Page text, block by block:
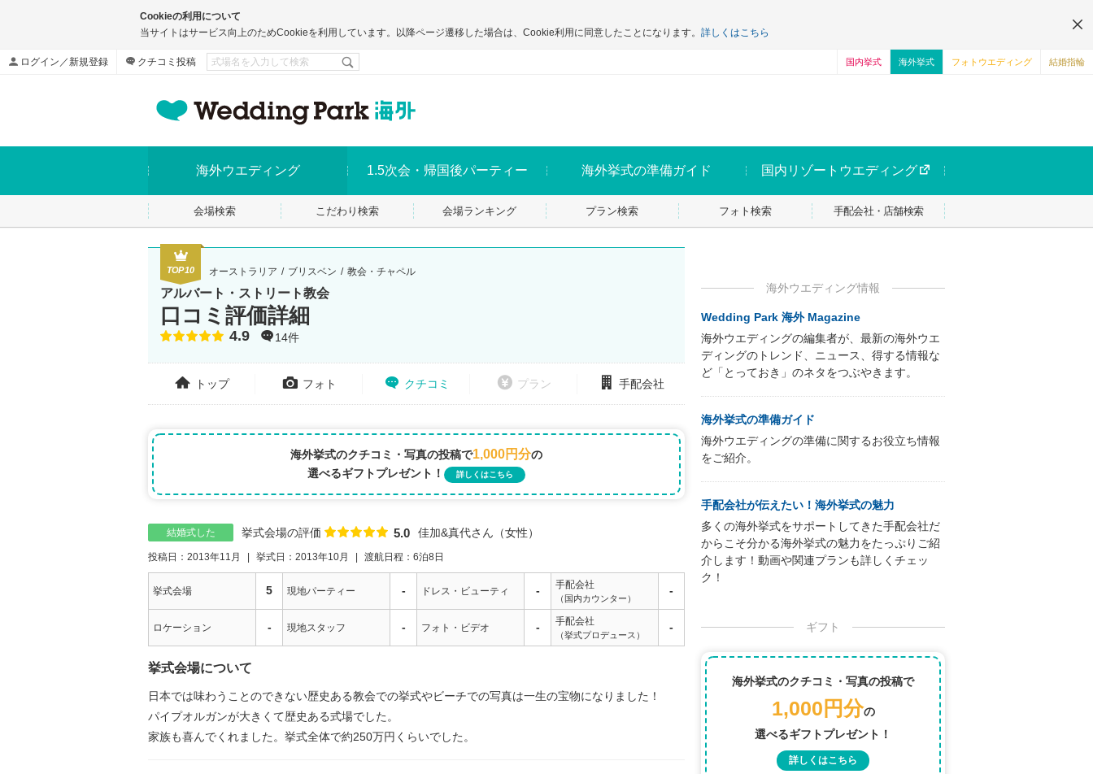
Cookieの利用について
当サイトはサービス向上のためCookieを利用しています。以降ページ遷移した場合は、Cookie利用に同意したことになります。 詳しくはこちら
ログイン／新規登録 クチコミ投稿 国内挙式 海外挙式 フォトウエディング 結婚指輪
海外ウエディング 1.5次会・帰国後パーティー 海外挙式の準備ガイド 国内リゾートウエディング
会場検索 こだわり検索 会場ランキング プラン検索 フォト検索 手配会社・店舗検索
TOP10 オーストラリア ブリスベン 教会・チャペル
アルバート・ストリート教会
口コミ評価詳細
点数
4.9 14件
トップ フォト クチコミ プラン 手配会社
海外挙式のクチコミ・写真の投稿で1,000円分の
選べるギフトプレゼント！
詳しくはこちら
結婚式した 挙式会場の評価 点数
5.0 佳加&真代さん 女性
投稿日：2013年11月 挙式日：2013年10月 渡航日程：6泊8日
挙式会場 5 現地パーティー - ドレス・ビューティ - 手配会社
（国内カウンター）
-
ロケーション - 現地スタッフ - フォト・ビデオ - 手配会社
（挙式プロデュース）
-
挙式会場について
日本では味わうことのできない歴史ある教会での挙式やビーチでの写真は一生の宝物になりました！
パイプオルガンが大きくて歴史ある式場でした。
家族も喜んでくれました。挙式全体で約250万円くらいでした。
海外ウエディング情報
Wedding Park 海外 Magazine
海外ウエディングの編集者が、最新の海外ウエ
ディングのトレンド、ニュース、得する情報な
ど「とっておき」のネタをつぶやきます。
海外挙式の準備ガイド
海外ウエディングの準備に関するお役立ち情報
をご紹介。
手配会社が伝えたい！海外挙式の魅力
多くの海外挙式をサポートしてきた手配会社だ
からこそ分かる海外挙式の魅力をたっぷりご紹
介します！動画や関連プランも詳しくチェッ
ク！
ギフト
海外挙式のクチコミ・写真の投稿で
1,000円分の
選べるギフトプレゼント！
詳しくはこちら